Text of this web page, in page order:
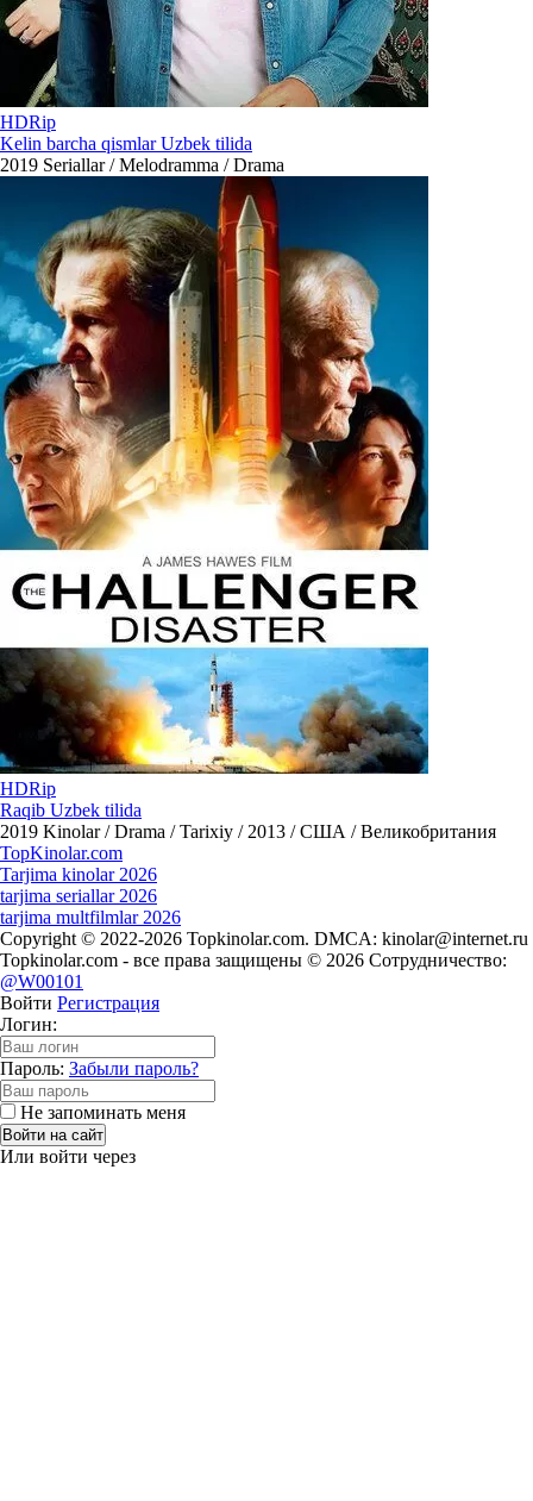
HDRip
Kelin barcha qismlar Uzbek tilida
2019 Seriallar / Melodramma / Drama
HDRip
Raqib Uzbek tilida
2019 Kinolar / Drama / Tarixiy / 2013 / США / Великобритания
TopKinolar.com
Tarjima kinolar 2026
tarjima seriallar 2026
tarjima multfilmlar 2026
Copyright © 2022-2026 Topkinolar.com. DMCA: kinolar@internet.ru
Topkinolar.com - все права защищены © 2026 Сотрудничество:
@W00101
Войти Регистрация
Логин:
Пароль: Забыли пароль?
Не запоминать меня
Войти на сайт
Или войти через